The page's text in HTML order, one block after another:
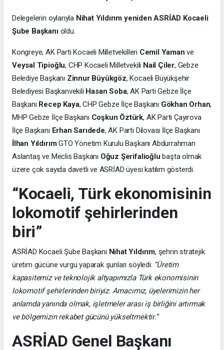
Delegelerin oylarıyla Nihat Yıldırım yeniden ASRİAD Kocaeli
Şube Başkanıoldu.
Kongreye; AK Parti Kocaeli Milletvekilleri Cemil Yaman ve
Veysal Tipioğlu, CHP Kocaeli Milletvekili Nail Çiler, Gebze
Belediye Başkanı Zinnur Büyükgöz, Kocaeli Büyükşehir
Belediyesi Başkanvekili Hasan Soba, AK Parti Gebze İlçe
Başkanı Recep Kaya, CHP Gebze İlçe Başkanı Gökhan Orhan,
MHP Gebze İlçe Başkanı Coşkun Öztürk, AK Parti Çayırova
İlçe Başkanı Erhan Sarıdede, AK Parti Dilovası İlçe Başkanı
İlhan YıldırımGTO Yönetim Kurulu Başkanı Abdurrahman
Aslantaş ve Meclis Başkanı Oğuz Şerifalioğlu başta olmak
üzere çok sayıda davetli ve ASRİAD üyesi katılım gösterdi.
“Kocaeli, Türk ekonomisinin
lokomotif şehirlerinden
biri”
ASRİAD Kocaeli Şube Başkanı Nihat Yıldırım, şehrin stratejik
üretim gücüne vurgu yaparak şunları söyledi: “Üretim
kapasitemiz ve teknolojik altyapımızla Türk ekonomisinin
lokomotif şehirlerinden biriyiz. Amacımız, üyelerimizin her
anlamda yanında olmak, işletmeler arası iş birliğini artırmak
ve bölgemizin rekabet gücünü yükseltmektir.”
ASRİAD Genel Başkanı